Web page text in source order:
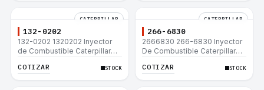
CATERPILLAR
132-0202
132-0202 1320202 Inyector
de Combustible Caterpillar®
3516C 854G 992G
COTIZAR STOCK
CATERPILLAR
266-6830
2666830 266-6830 Inyector
De Combustible Caterpillar®
COTIZAR STOCK